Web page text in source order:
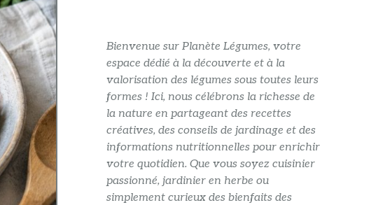
Bienvenue sur Planète Légumes, votre
espace dédié à la découverte et à la
valorisation des légumes sous toutes leurs
formes ! Ici, nous célébrons la richesse de
la nature en partageant des recettes
créatives, des conseils de jardinage et des
informations nutritionnelles pour enrichir
votre quotidien. Que vous soyez cuisinier
passionné, jardinier en herbe ou
simplement curieux des bienfaits des